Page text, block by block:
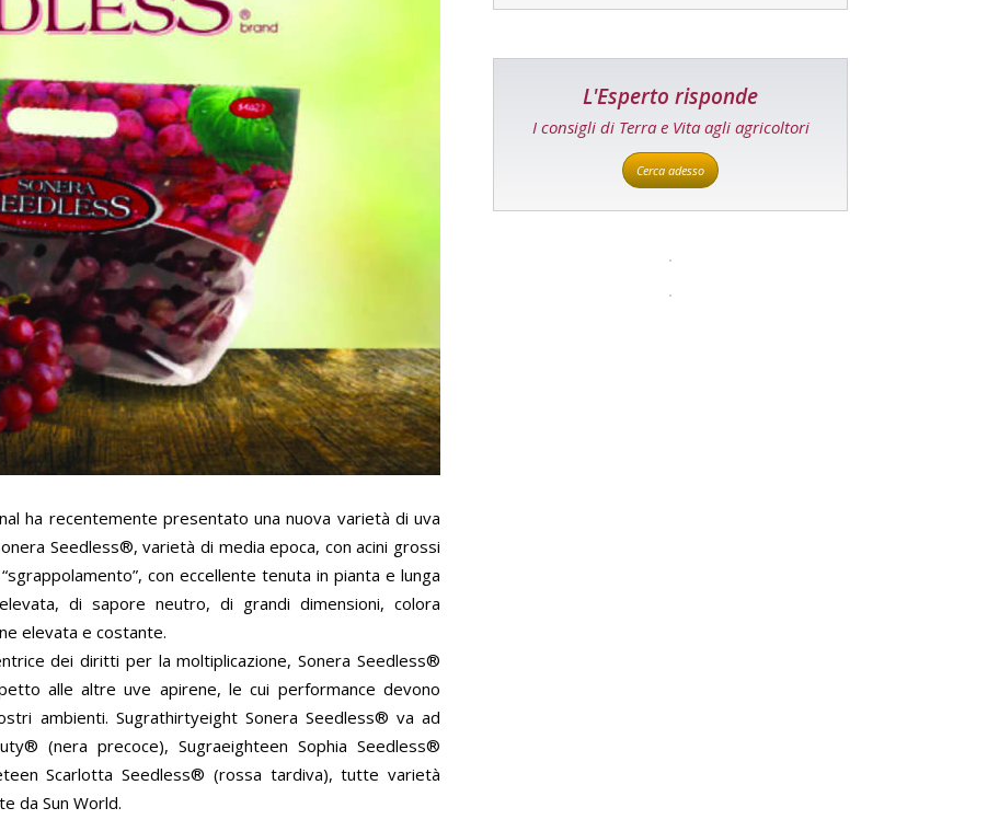
ha recentemente presentato una nuova varietà di uva
Seedless®, varietà di media epoca, con acini grossi
con eccellente tenuta in pianta e lunga
di sapore neutro, di grandi dimensioni, colora
elevata e costante.
dei diritti per la moltiplicazione, Sonera Seedless®
alle altre uve apirene, le cui performance devono
ambienti. Sugrathirtyeight Sonera Seedless® va ad
(nera precoce), Sugraeighteen Sophia Seedless®
Scarlotta Seedless® (rossa tardiva), tutte varietà
da Sun World.
L'Esperto risponde
I consigli di Terra e Vita agli agricoltori
Cerca adesso